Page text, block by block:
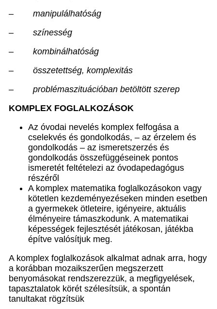
– manipulálhatóság
– színesség
– kombinálhatóság
– összetettség, komplexitás
– problémaszituációban betöltött szerep
KOMPLEX FOGLALKOZÁSOK
Az óvodai nevelés komplex felfogása a
cselekvés és gondolkodás, – az érzelem és
gondolkodás – az ismeretszerzés és
gondolkodás összefüggéseinek pontos
ismeretét feltételezi az óvodapedagógus
részéről
A komplex matematika foglalkozásokon vagy
kötetlen kezdeményezéseken minden esetben
a gyermekek ötleteire, igényeire, aktuális
élményeire támaszkodunk. A matematikai
képességek fejlesztését játékosan, játékba
építve valósítjuk meg.
A komplex foglalkozások alkalmat adnak arra, hogy
a korábban mozaikszerűen megszerzett
benyomásokat rendszerezzük, a megfigyelések,
tapasztalatok körét szélesítsük, a spontán
tanultakat rögzítsük